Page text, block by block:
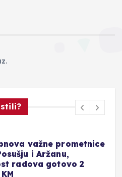
u BiH
dodatni novac:
plaća i većeg
počela